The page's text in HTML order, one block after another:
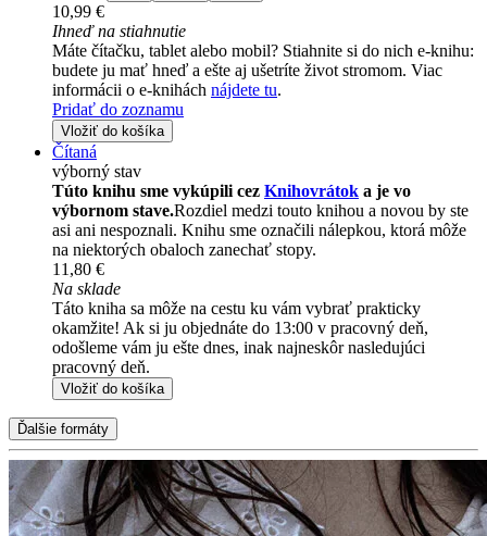
10,99 €
Ihneď na stiahnutie
Máte čítačku, tablet alebo mobil? Stiahnite si do nich e-knihu:
budete ju mať hneď a ešte aj ušetríte život stromom. Viac
informácii o e-knihách nájdete tu.
Pridať do zoznamu
Vložiť do košíka
Čítaná
výborný stav
Túto knihu sme vykúpili cez Knihovrátok a je vo
výbornom stave.Rozdiel medzi touto knihou a novou by ste
asi ani nespoznali. Knihu sme označili nálepkou, ktorá môže
na niektorých obaloch zanechať stopy.
11,80 €
Na sklade
Táto kniha sa môže na cestu ku vám vybrať prakticky
okamžite! Ak si ju objednáte do 13:00 v pracovný deň,
odošleme vám ju ešte dnes, inak najneskôr nasledujúci
pracovný deň.
Vložiť do košíka
Ďalšie formáty